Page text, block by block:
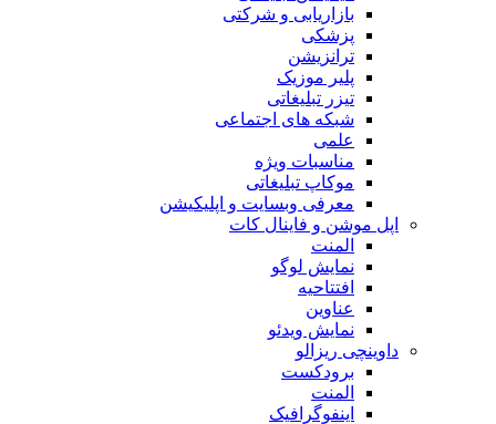
بازاریابی و شرکتی
پزشکی
ترانزیشن
پلیر موزیک
تیزر تبلیغاتی
شبکه های اجتماعی
علمی
مناسبات ویژه
موکاپ تبلیغاتی
معرفی وبسایت و اپلیکیشن
اپل موشن و فاینال کات
المنت
نمایش لوگو
افتتاحیه
عناوین
نمایش ویدئو
داوینچی ریزالو
برودکست
المنت
اینفوگرافیک